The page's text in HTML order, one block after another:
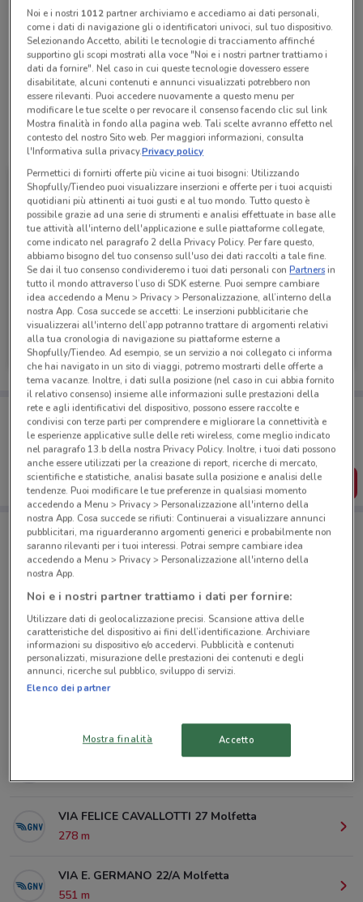
Lunedì n.d.
Martedì n.d.
Mercoledì n.d.
Giovedì n.d.
Venerdì n.d.
Sabato n.d.
Domenica n.d.
HERMITAGE TRAVEL SRL
Tutte le promozioni di questo negozio
GNV
Scade martedì 158 m
Porta DoveConviene sempre con te!
Puoi trovare le migliori offerte dei negozi vicino a te,
salvarle e creare la tua lista del risparmio, comodamente
dal tuo cellulare.
SCARICA L’APP
Negozi GNV a MOLFETTA
© MapTiler © OpenStreetMap contributors
CORSO UMBERTO 58 - 13/A Molfetta
VIA G. COZZOLI, 4 Molfetta
165 m
VIA FELICE CAVALLOTTI 27 Molfetta
278 m
VIA E. GERMANO 22/A Molfetta
551 m
Noi e i nostri 1012partner archiviamo e accediamo ai dati personali,
come i dati di navigazione gli o identificatori univoci, sul tuo dispositivo.
Selezionando Accetto, abiliti le tecnologie di tracciamento affinché
supportino gli scopi mostrati alla voce "Noi e i nostri partner trattiamo i
dati da fornire". Nel caso in cui queste tecnologie dovessero essere
disabilitate, alcuni contenuti e annunci visualizzati potrebbero non
essere rilevanti. Puoi accedere nuovamente a questo menu per
modificare le tue scelte o per revocare il consenso facendo clic sul link
Mostra finalità in fondo alla pagina web. Tali scelte avranno effetto nel
contesto del nostro Sito web. Per maggiori informazioni, consulta
l'Informativa sulla privacy.Privacy policy
Permettici di fornirti offerte più vicine ai tuoi bisogni: Utilizzando
Shopfully/Tiendeo puoi visualizzare inserzioni e offerte per i tuoi acquisti
quotidiani più attinenti ai tuoi gusti e al tuo mondo. Tutto questo è
possibile grazie ad una serie di strumenti e analisi effettuate in base alle
tue attività all'interno dell'applicazione e sulle piattaforme collegate,
come indicato nel paragrafo 2 della Privacy Policy. Per fare questo,
abbiamo bisogno del tuo consenso sull'uso dei dati raccolti a tale fine.
Se dai il tuo consenso condivideremo i tuoi dati personali conPartnersin
tutto il mondo attraverso l’uso di SDK esterne. Puoi sempre cambiare
idea accedendo a Menu > Privacy > Personalizzazione, all’interno della
nostra App. Cosa succede se accetti: Le inserzioni pubblicitarie che
visualizzerai all'interno dell’app potranno trattare di argomenti relativi
alla tua cronologia di navigazione su piattaforme esterne a
Shopfully/Tiendeo. Ad esempio, se un servizio a noi collegato ci informa
che hai navigato in un sito di viaggi, potremo mostrarti delle offerte a
tema vacanze. Inoltre, i dati sulla posizione (nel caso in cui abbia fornito
il relativo consenso) insieme alle informazioni sulle prestazioni della
rete e agli identificativi del dispositivo, possono essere raccolte e
condivisi con terze parti per comprendere e migliorare la connettività e
le esperienze applicative sulle delle reti wireless, come meglio indicato
nel paragrafo 13.b della nostra Privacy Policy. Inoltre, i tuoi dati possono
anche essere utilizzati per la creazione di report, ricerche di mercato,
scientifiche e statistiche, analisi basate sulla posizione e analisi delle
tendenze. Puoi modificare le tue preferenze in qualsiasi momento
accedendo a Menu > Privacy > Personalizzazione all'interno della
nostra App. Cosa succede se rifiuti: Continuerai a visualizzare annunci
pubblicitari, ma riguarderanno argomenti generici e probabilmente non
saranno rilevanti per i tuoi interessi. Potrai sempre cambiare idea
accedendo a Menu > Privacy > Personalizzazione all'interno della
nostra App.
Noi e i nostri partner trattiamo i dati per fornire:
Utilizzare dati di geolocalizzazione precisi. Scansione attiva delle
caratteristiche del dispositivo ai fini dell’identificazione. Archiviare
informazioni su dispositivo e/o accedervi. Pubblicità e contenuti
personalizzati, misurazione delle prestazioni dei contenuti e degli
annunci, ricerche sul pubblico, sviluppo di servizi.
Elenco dei partner
Mostra finalità Accetto